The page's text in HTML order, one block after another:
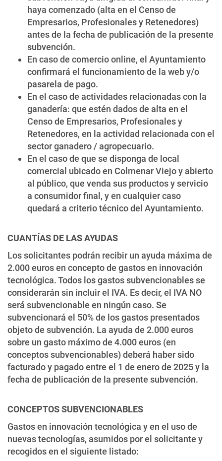
haya comenzado (alta en el Censo de
Empresarios, Profesionales y Retenedores)
antes de la fecha de publicación de la presente
subvención.
En caso de comercio online, el Ayuntamiento
confirmará el funcionamiento de la web y/o
pasarela de pago.
En el caso de actividades relacionadas con la
ganadería: que estén dados de alta en el
Censo de Empresarios, Profesionales y
Retenedores, en la actividad relacionada con el
sector ganadero / agropecuario.
En el caso de que se disponga de local
comercial ubicado en Colmenar Viejo y abierto
al público, que venda sus productos y servicio
a consumidor final, y en cualquier caso
quedará a criterio técnico del Ayuntamiento.
CUANTÍAS DE LAS AYUDAS
Los solicitantes podrán recibir un ayuda máxima de
2.000 euros en concepto de gastos en innovación
tecnológica. Todos los gastos subvencionables se
considerarán sin incluir el IVA. Es decir, el IVA NO
será subvencionable en ningún caso. Se
subvencionará el 50% de los gastos presentados
objeto de subvención. La ayuda de 2.000 euros
sobre un gasto máximo de 4.000 euros (en
conceptos subvencionables) deberá haber sido
facturado y pagado entre el 1 de enero de 2025 y la
fecha de publicación de la presente subvención.
CONCEPTOS SUBVENCIONABLES
Gastos en innovación tecnológica y en el uso de
nuevas tecnologías, asumidos por el solicitante y
recogidos en el siguiente listado: